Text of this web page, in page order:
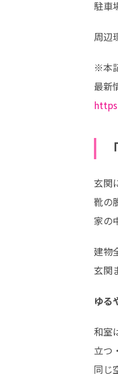
駐車
周辺
※本
玄関
靴の
家の
建物
玄関
ゆる
和室
立つ
同じ